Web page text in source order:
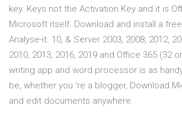
key. Keys not the Activation Key and it is
Microsoft itself. Download and install a
Analyse-it. 10, & Server 2003, 2008, 2012,
2010, 2013, 2016, 2019 and Office 365 (32
writing app and word processor is as
be, whether you 're a blogger, Download
and edit documents anywhere.